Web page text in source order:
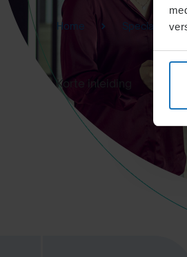
Home Specialisten
Korte inleiding